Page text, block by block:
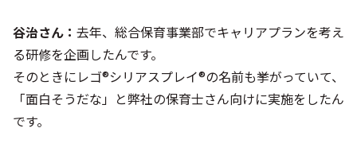
谷治さん： 去年、総合保育事業部でキャリアプランを考え
る研修を企画したんです。
そのときにレゴ®シリアスプレイ®の名前も挙がっていて、
「面白そうだな」と弊社の保育士さん向けに実施をしたん
です。